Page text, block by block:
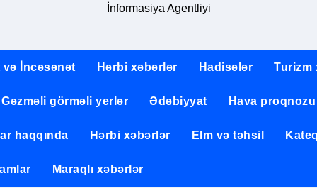
İnformasiya Agentliyi
və İncəsənət Hərbi xəbərlər Hadisələr Turizm
Gəzməli görməli yerlər Ədəbiyyat Hava proqnozu
haqqında Hərbi xəbərlər Elm və təhsil
Maraqlı xəbərlər